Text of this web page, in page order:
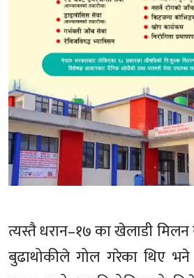
त्यस्तै धरान–१७ का खेलाडी मिलन
बुढाथोकीले गोल गरेका थिए भने